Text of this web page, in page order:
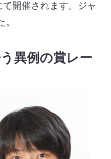
開催されます。ジャ
異例の賞レー